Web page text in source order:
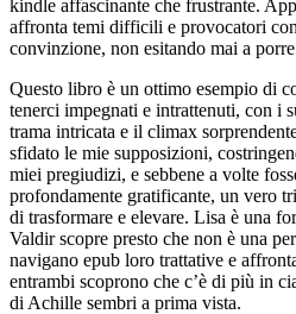
kindle affascinante che frustrante.
affronta temi difficili e provocatori
convinzione, non esitando mai a
Questo libro è un ottimo esempio di
tenerci impegnati e intrattenuti, con i
trama intricata e il climax
sfidato le mie supposizioni,
miei pregiudizi, e sebbene a volte
profondamente gratificante, un vero
di trasformare e elevare. Lisa è una
Valdir scopre presto che non è una
navigano epub loro trattative e
entrambi scoprono che c’è di più in
di Achille sembri a prima vista.